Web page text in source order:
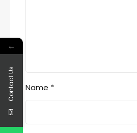
Name *
←
Contact Us